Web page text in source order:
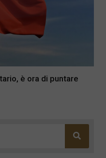
è ora di puntare